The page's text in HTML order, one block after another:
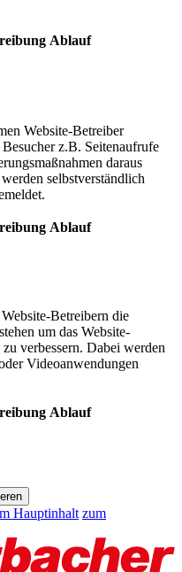
Ablauf
Website-Betreiber
z.B. Seitenaufrufe
daraus
selbstverständlich
Ablauf
Betreibern die
um das Website-
verbessern. Dabei werden
Videoanwendungen
Ablauf
Hauptinhalt zum